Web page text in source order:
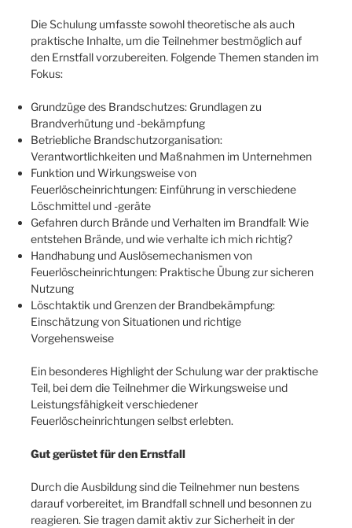
Die Schulung umfasste sowohl theoretische als auch
praktische Inhalte, um die Teilnehmer bestmöglich auf
den Ernstfall vorzubereiten. Folgende Themen standen im
Fokus:
Grundzüge des Brandschutzes: Grundlagen zu
Brandverhütung und -bekämpfung
Betriebliche Brandschutzorganisation:
Verantwortlichkeiten und Maßnahmen im Unternehmen
Funktion und Wirkungsweise von
Feuerlöscheinrichtungen: Einführung in verschiedene
Löschmittel und -geräte
Gefahren durch Brände und Verhalten im Brandfall: Wie
entstehen Brände, und wie verhalte ich mich richtig?
Handhabung und Auslösemechanismen von
Feuerlöscheinrichtungen: Praktische Übung zur sicheren
Nutzung
Löschtaktik und Grenzen der Brandbekämpfung:
Einschätzung von Situationen und richtige
Vorgehensweise
Ein besonderes Highlight der Schulung war der praktische
Teil, bei dem die Teilnehmer die Wirkungsweise und
Leistungsfähigkeit verschiedener
Feuerlöscheinrichtungen selbst erlebten.
Gut gerüstet für den Ernstfall
Durch die Ausbildung sind die Teilnehmer nun bestens
darauf vorbereitet, im Brandfall schnell und besonnen zu
reagieren. Sie tragen damit aktiv zur Sicherheit in der